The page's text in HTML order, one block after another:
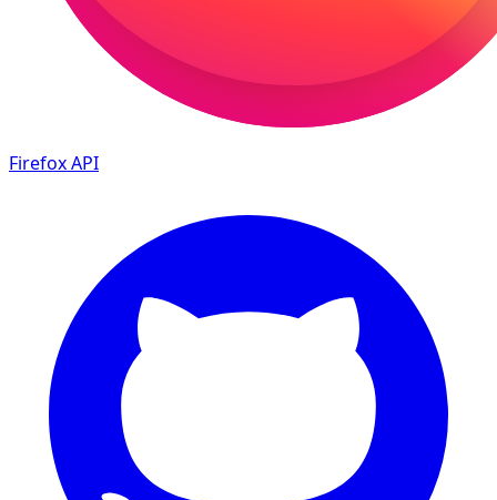
FirefoxAPI